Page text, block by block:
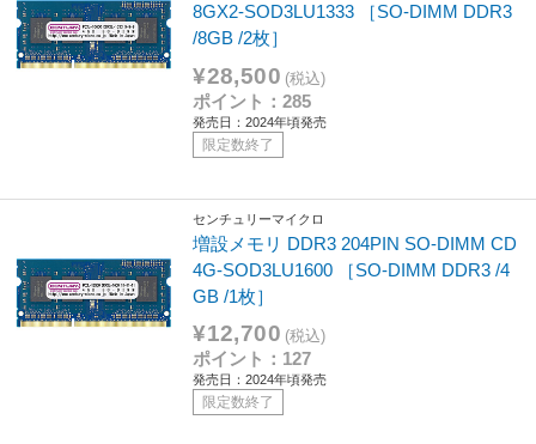
8GX2-SOD3LU1333 ［SO-DIMM DDR3
/8GB /2枚］
¥28,500 (税込)
ポイント：285
発売日：2024年頃発売
限定数終了
センチュリーマイクロ
増設メモリ DDR3 204PIN SO-DIMM CD
4G-SOD3LU1600 ［SO-DIMM DDR3 /4
GB /1枚］
¥12,700 (税込)
ポイント：127
発売日：2024年頃発売
限定数終了